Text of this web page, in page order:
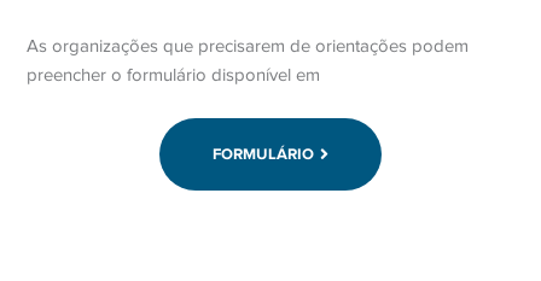
As organizações que precisarem de orientações podem
preencher o formulário disponível em
FORMULÁRIO